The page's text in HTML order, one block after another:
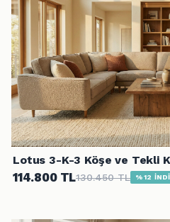
Lotus 3-K-3 Köşe ve Tekli
114.800 TL130.450 TL %12